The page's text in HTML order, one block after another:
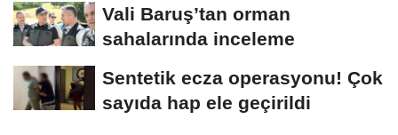
Vali Baruş’tan orman
sahalarında inceleme
Sentetik ecza operasyonu! Çok
sayıda hap ele geçirildi